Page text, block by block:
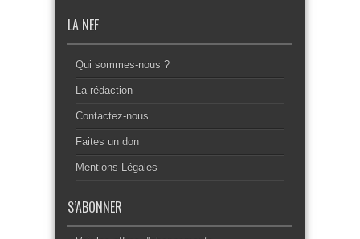
LA NEF
Qui sommes-nous ?
La rédaction
Contactez-nous
Faites un don
Mentions Légales
S’ABONNER